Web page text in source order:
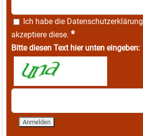
Ich habe die Datenschutzerklärung
akzeptiere diese. *
Bitte diesen Text hier unten eingeben: